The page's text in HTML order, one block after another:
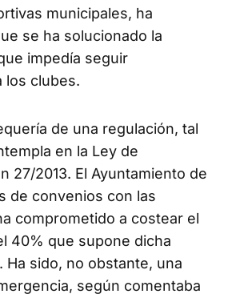
municipales, ha
se ha solucionado la
impedía seguir
los clubes.
de una regulación, tal
en la Ley de
27/2013. El Ayuntamiento de
de convenios con las
comprometido a costear el
40% que supone dicha
Ha sido, no obstante, una
según comentaba